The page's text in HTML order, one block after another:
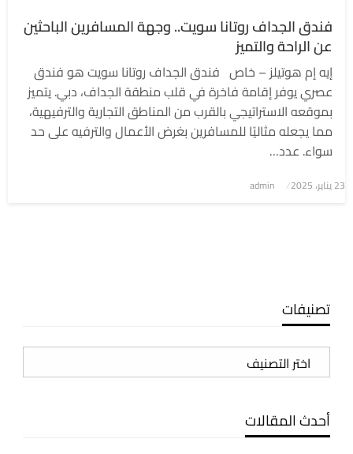
فندق الجداف روتانا سويت.. وجهة المسافرين الباحثين
عن الراحة والتميز
إيه إم هوتيلز – خاص فندق الجداف روتانا سويت هو فندق
عصري يوفر إقامة فاخرة في قلب منطقة الجداف، دبي. يتميز
بموقعه الاستراتيجي بالقرب من المناطق التجارية والترفيهية،
مما يجعله مثاليًا للمسافرين بغرض الأعمال والترفيه على حد
سواء. عدد…
نُشر
23 يناير، 2025 admin
تصنيفات
تصنيفات
أحدث المقالات